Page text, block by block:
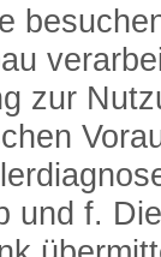
zur
und f.